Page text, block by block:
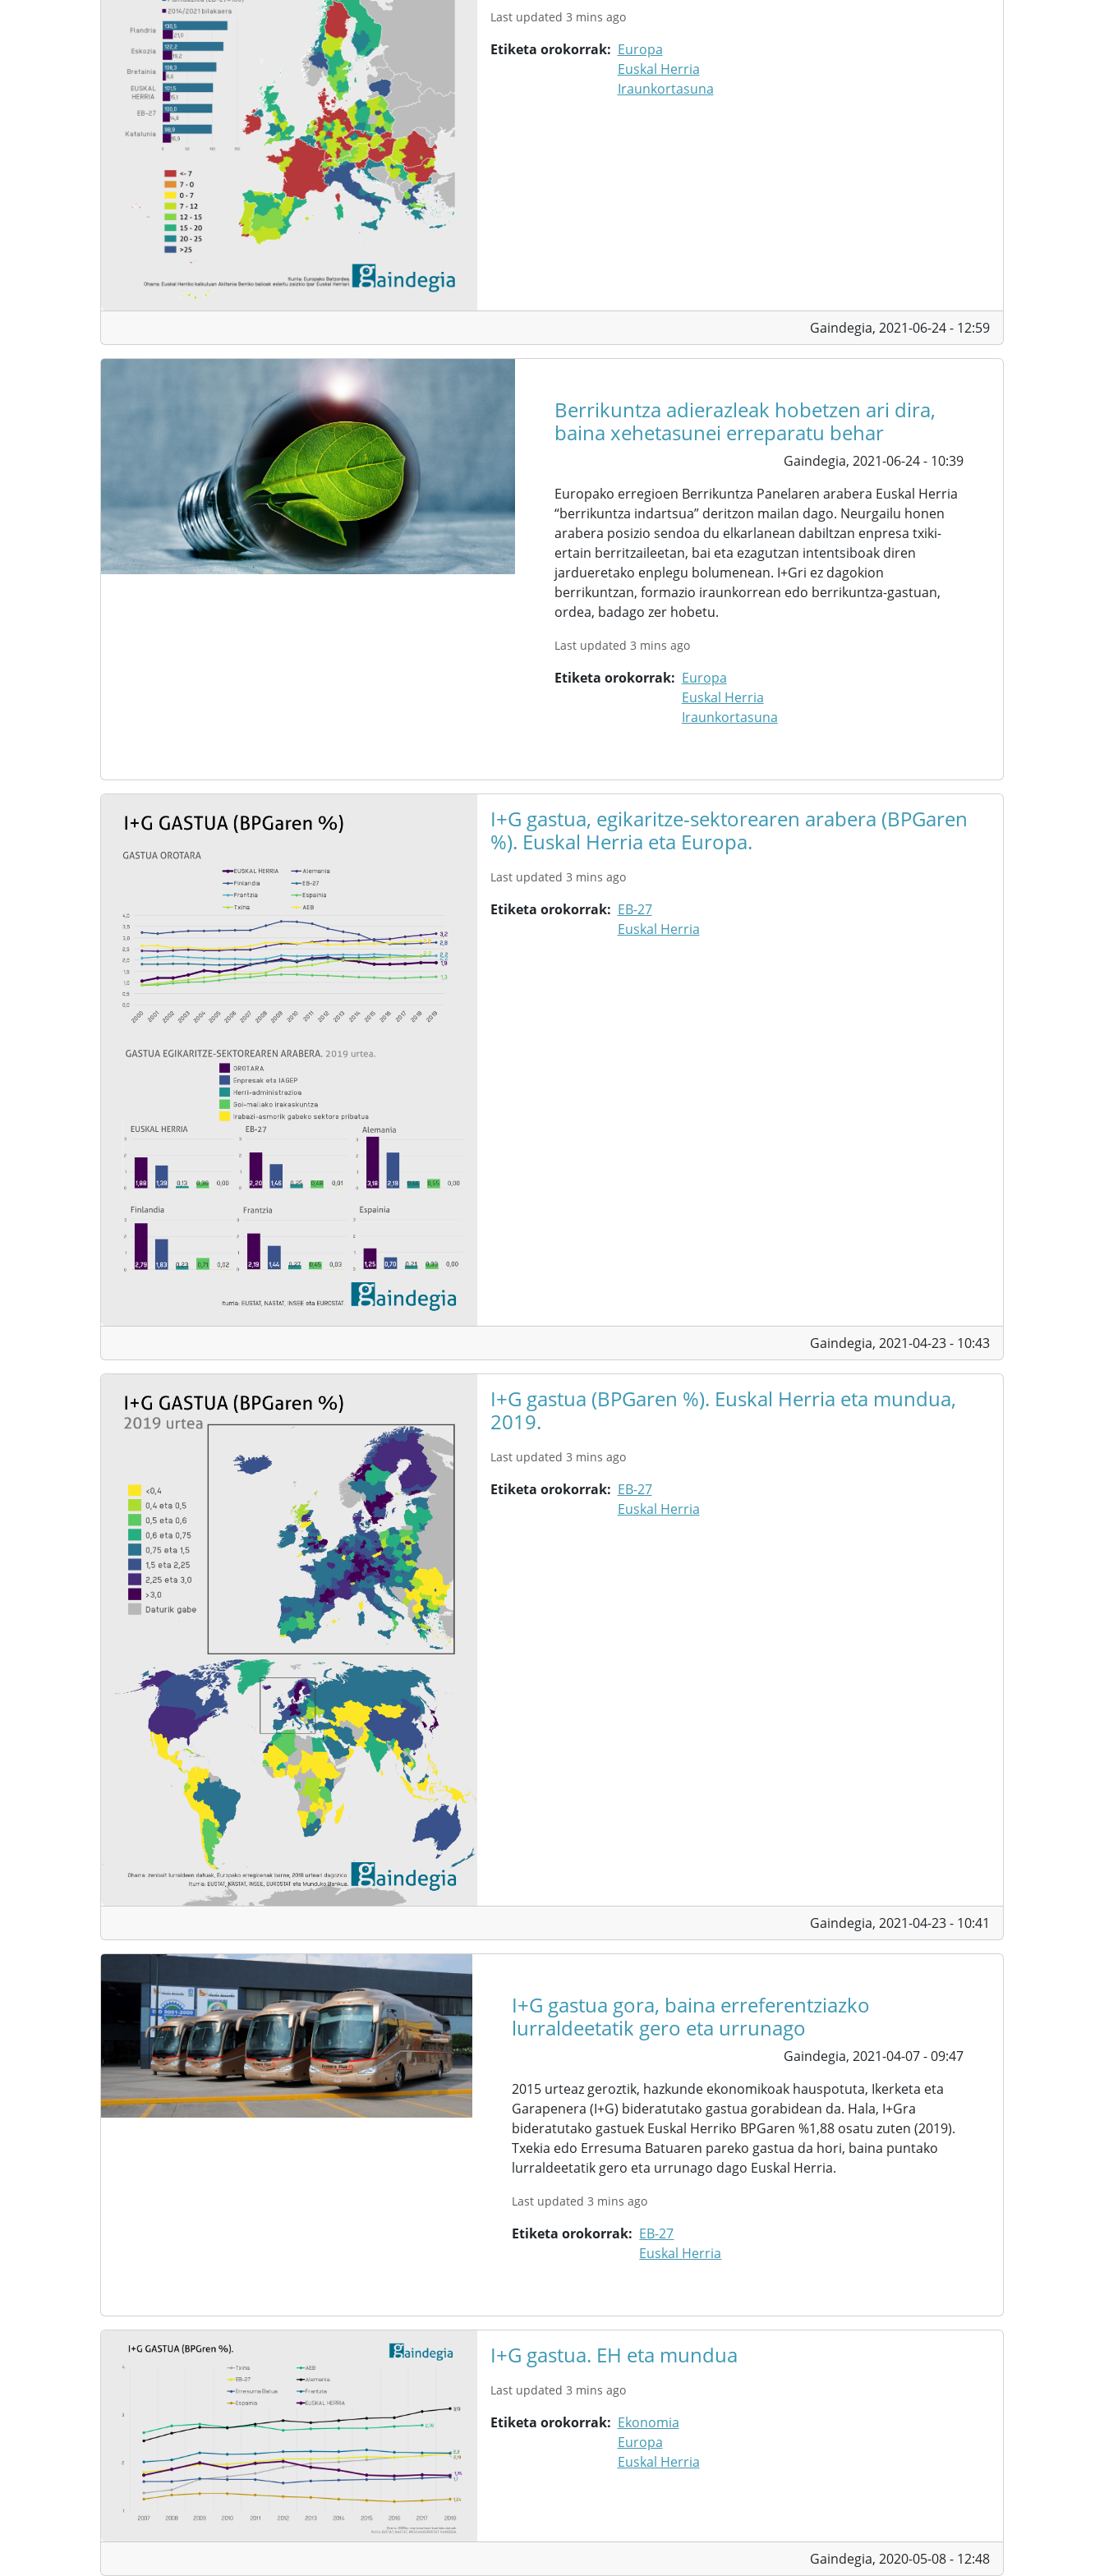
Last updated 3 mins ago
Etiketa orokorrak
Europa
Euskal Herria
Iraunkortasuna
Gaindegia, 2021-06-24 - 12:59
Berrikuntza adierazleak hobetzen ari dira,
baina xehetasunei erreparatu behar
Gaindegia, 2021-06-24 - 10:39
Europako erregioen Berrikuntza Panelaren arabera Euskal Herria
“berrikuntza indartsua” deritzon mailan dago. Neurgailu honen
arabera posizio sendoa du elkarlanean dabiltzan enpresa txiki-
ertain berritzaileetan, bai eta ezagutzan intentsiboak diren
jardueretako enplegu bolumenean. I+Gri ez dagokion
berrikuntzan, formazio iraunkorrean edo berrikuntza-gastuan,
ordea, badago zer hobetu.
Last updated 3 mins ago
Etiketa orokorrak
Europa
Euskal Herria
Iraunkortasuna
I+G gastua, egikaritze-sektorearen arabera (BPGaren
%). Euskal Herria eta Europa.
Last updated 3 mins ago
Etiketa orokorrak
EB-27
Euskal Herria
Gaindegia, 2021-04-23 - 10:43
I+G gastua (BPGaren %). Euskal Herria eta mundua,
2019.
Last updated 3 mins ago
Etiketa orokorrak
EB-27
Euskal Herria
Gaindegia, 2021-04-23 - 10:41
I+G gastua gora, baina erreferentziazko
lurraldeetatik gero eta urrunago
Gaindegia, 2021-04-07 - 09:47
2015 urteaz geroztik, hazkunde ekonomikoak hauspotuta, Ikerketa eta
Garapenera (I+G) bideratutako gastua gorabidean da. Hala, I+Gra
bideratutako gastuek Euskal Herriko BPGaren %1,88 osatu zuten (2019).
Txekia edo Erresuma Batuaren pareko gastua da hori, baina puntako
lurraldeetatik gero eta urrunago dago Euskal Herria.
Last updated 3 mins ago
Etiketa orokorrak
EB-27
Euskal Herria
I+G gastua. EH eta mundua
Last updated 3 mins ago
Etiketa orokorrak
Ekonomia
Europa
Euskal Herria
Gaindegia, 2020-05-08 - 12:48